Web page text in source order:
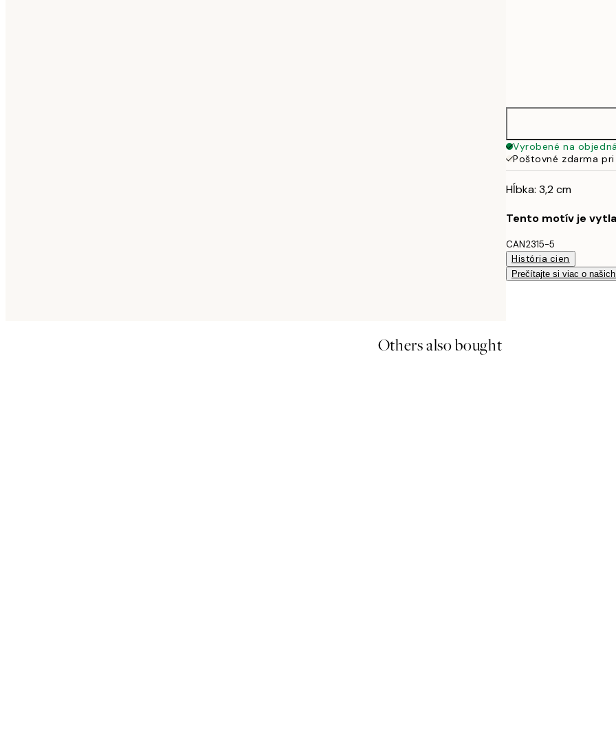
Vyrobené na
Poštovné zdarma
Hĺbka: 3,2 cm
Tento motív je
CAN2315-5
História cien
Prečítajte si viac o
Others also bought